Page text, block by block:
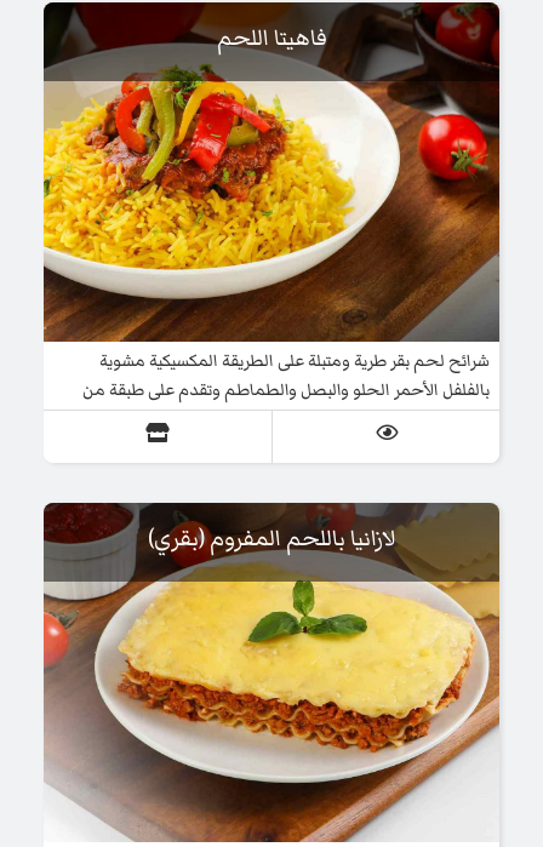
فاهيتا اللحم
شرائح لحم بقر طرية ومتبلة على الطريقة المكسيكية مشوية
بالفلفل الأحمر الحلو والبصل والطماطم وتقدم على طبقة من
الأرز
لازانيا باللحم المفروم (بقري)